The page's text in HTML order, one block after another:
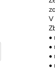
V
•
•
•
•